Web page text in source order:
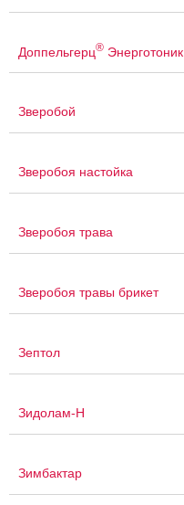
Доппельгерц® Энерготоник
Зверобой
Зверобоя настойка
Зверобоя трава
Зверобоя травы брикет
Зептол
Зидолам-Н
Зимбактар